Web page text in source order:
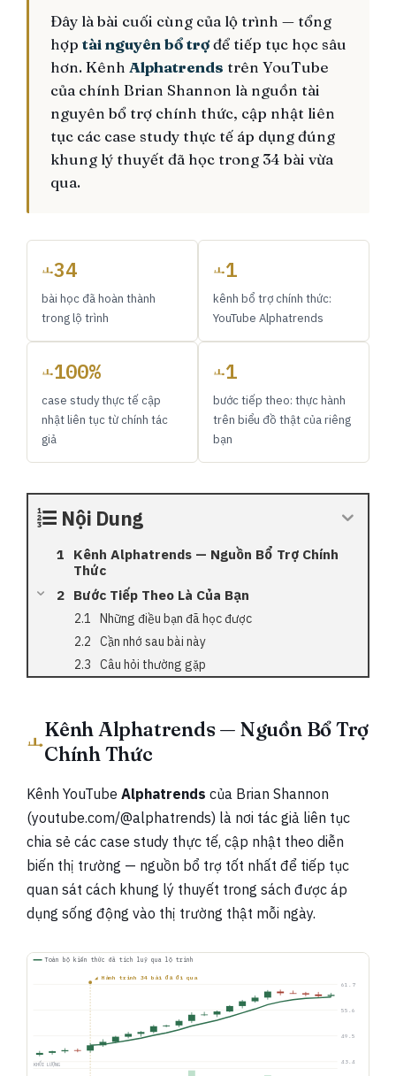
Đây là bài cuối cùng của lộ trình — tổng
hợp tài nguyên bổ trợđể tiếp tục học sâu
hơn. Kênh Alphatrends trên YouTube
của chính Brian Shannon là nguồn tài
nguyên bổ trợ chính thức, cập nhật liên
tục các case study thực tế áp dụng đúng
khung lý thuyết đã học trong 34 bài vừa
qua.
34
bài học đã hoàn thành
trong lộ trình
1
kênh bổ trợ chính thức:
YouTube Alphatrends
100%
case study thực tế cập
nhật liên tục từ chính tác
giả
1
bước tiếp theo: thực hành
trên biểu đồ thật của riêng
bạn
Nội Dung
Kênh Alphatrends — Nguồn Bổ Trợ Chính
Thức
Bước Tiếp Theo Là Của Bạn
Những điều bạn đã học được
Cần nhớ sau bài này
Câu hỏi thường gặp
Kênh Alphatrends — Nguồn Bổ Trợ
Chính Thức
Kênh YouTube Alphatrends của Brian Shannon
(youtube.com/@alphatrends) là nơi tác giả liên tục
chia sẻ các case study thực tế, cập nhật theo diễn
biến thị trường — nguồn bổ trợ tốt nhất để tiếp tục
quan sát cách khung lý thuyết trong sách được áp
dụng sống động vào thị trường thật mỗi ngày.
61.7
55.6
49.5
43.4
◢ Hành trình 34 bài đã đi qua
KHỐI LƯỢNG
Toàn bộ kiến thức đã tích luỹ qua lộ trình